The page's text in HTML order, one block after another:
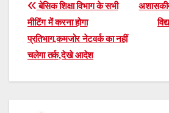
at
s
A
p
p
e
gr
a
m
c
b
o
ar
Post
navigation
बेसिक शिक्षा विभाग के सभी
मीटिंग में करना होगा
प्रतिभाग,कमजोर नेटवर्क का नहीं
चलेगा तर्क,देखे आदेश